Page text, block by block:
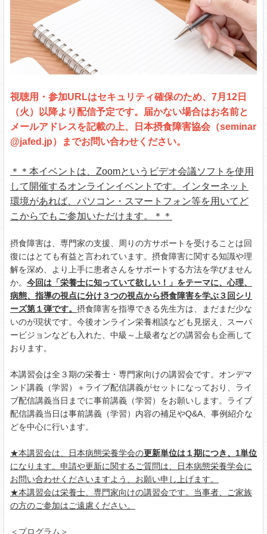
視聴用・参加URLはセキュリティ確保のため、7月12日
（火）以降より配信予定です。届かない場合はお名前と
メールアドレスを記載の上、日本摂食障害協会（seminar
@jafed.jp）までお問い合わせください。
＊＊本イベントは、Zoomというビデオ会議ソフトを使用
して開催するオンラインイベントです。インターネット
環境があれば、パソコン・スマートフォン等を用いてど
こからでもご参加いただけます。＊＊
摂食障害は、専門家の支援、周りの方サポートを受けることは回
復にはとても有益と言われています。摂食障害に関する知識や理
解を深め、より上手に患者さんをサポートする方法を学びません
か。 今回は「栄養士に知っていて欲しい！」をテーマに、心理、
病態、指導の視点に分け３つの視点から摂食障害を学ぶ３回シリ
ーズ第１弾です。 摂食障害を指導できる先生方は、まだまだ少な
いのが現状です。今後オンライン栄養相談なども見据え、スーパ
ービジョンなども入れた、中級～上級者などの講習会も企画して
おります。
本講習会は全３期の栄養士・専門家向けの講習会です。オンデマ
ンド講義（学習）＋ライブ配信講義がセットになっており、ライ
ブ配信講義当日までに事前講義（学習）をお願いします。ライブ
配信講義当日は事前講義（学習）内容の補足やQ&A、事例紹介な
どを中心に行います。
★本講習会は、日本病態栄養学会の更新単位は１期につき、1単位
になります。申請や更新に関するご質問は、日本病態栄養学会に
お問い合わせくださいますよう、お願い申し上げます。
★本講習会は栄養士、専門家向けの講習会です。当事者、ご家族
の方のご参加はご遠慮ください。
＜プログラム＞